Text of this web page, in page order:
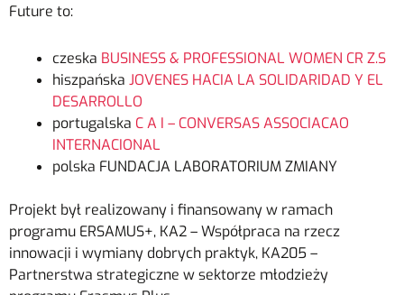
Future to:
czeska BUSINESS & PROFESSIONAL WOMEN CR Z.S
hiszpańska JOVENES HACIA LA SOLIDARIDAD Y EL
DESARROLLO
portugalska C A I – CONVERSAS ASSOCIACAO
INTERNACIONAL
polska FUNDACJA LABORATORIUM ZMIANY
Projekt był realizowany i finansowany w ramach
programu ERSAMUS+, KA2 – Współpraca na rzecz
innowacji i wymiany dobrych praktyk, KA205 –
Partnerstwa strategiczne w sektorze młodzieży